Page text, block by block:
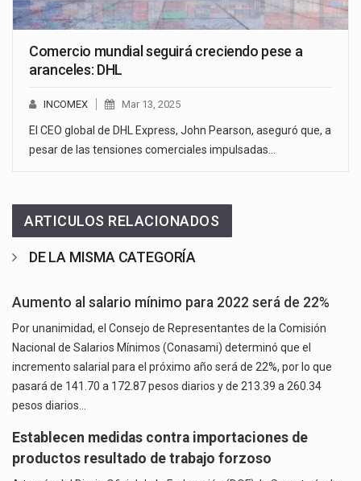
Comercio mundial seguirá creciendo pese a
aranceles: DHL
INCOMEX Mar 13, 2025
El CEO global de DHL Express, John Pearson, aseguró que, a
pesar de las tensiones comerciales impulsadas…
ARTICULOS RELACIONADOS
DE LA MISMA CATEGORÍA
Aumento al salario mínimo para 2022 será de 22%
Por unanimidad, el Consejo de Representantes de la Comisión
Nacional de Salarios Mínimos (Conasami) determinó que el
incremento salarial para el próximo año será de 22%, por lo que
pasará de 141.70 a 172.87 pesos diarios y de 213.39 a 260.34
pesos diarios…
Establecen medidas contra importaciones de
productos resultado de trabajo forzoso